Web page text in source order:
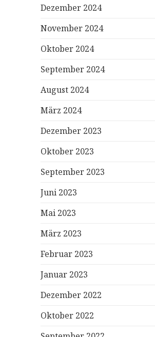
Dezember 2024
November 2024
Oktober 2024
September 2024
August 2024
März 2024
Dezember 2023
Oktober 2023
September 2023
Juni 2023
Mai 2023
März 2023
Februar 2023
Januar 2023
Dezember 2022
Oktober 2022